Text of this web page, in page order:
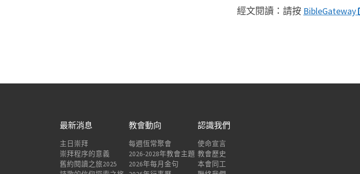
經文閱讀： 請按 BibleGateway
最新消息
主日崇拜
崇拜程序的意義
舊約閱讀之旅2025
教會動向
每週恆常聚會
2026-2028年教會主題
2026年每月金句
認識我們
使命宣言
教會歷史
本會同工